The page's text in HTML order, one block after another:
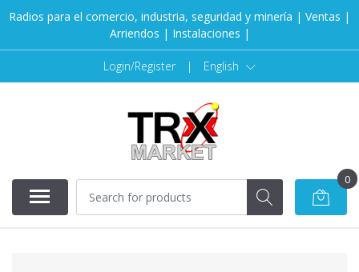
Radios para el comercio, industria, seguridad y minería | Ventas |
Arriendos | Instalaciones |
Login/Register | English
0